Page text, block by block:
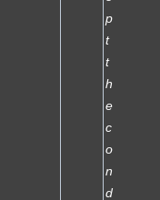
p
t
t
h
e
c
o
n
d